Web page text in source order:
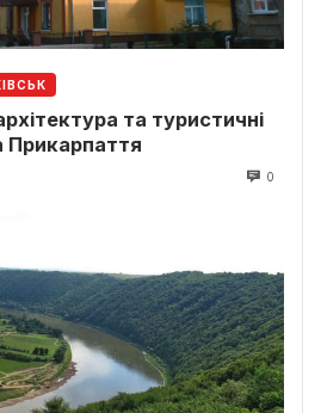
та туристичні
Прикарпаття
0